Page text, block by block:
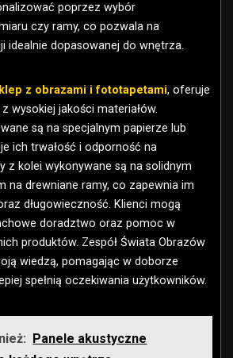
poprzez wybór
czy ramy, co pozwala na
idealnie dopasowanej do wnętrza.
z obrazami i fototapetami, oferuje
wysokiej jakości materiałów.
są na specjalnym papierze lub
ich trwałość i odporność na
z kolei wykonywane są na solidnym
na drewniane ramy, co zapewnia im
długowieczność. Klienci mogą
doradztwo oraz pomoc w
produktów. Zespół Świata Obrazów
wiedzą, pomagając w doborze
spełnią oczekiwania użytkowników.
Panele akustyczne